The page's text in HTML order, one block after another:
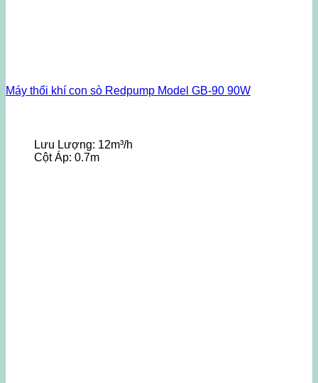
Máy thổi khí con sò Redpump Model GB-90 90W
Lưu Lượng: 12m³/h
Cột Áp: 0.7m